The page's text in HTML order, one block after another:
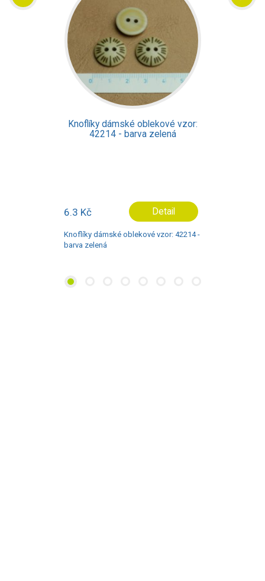
Knoflíky dámské oblekové vzor:
42214 - barva zelená
6.3 Kč Detail
Knoflíky dámské oblekové vzor: 42214 -
barva zelená